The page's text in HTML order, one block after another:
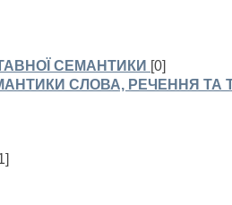
СЕМАНТИКИ [0]
СЛОВА, РЕЧЕННЯ ТА